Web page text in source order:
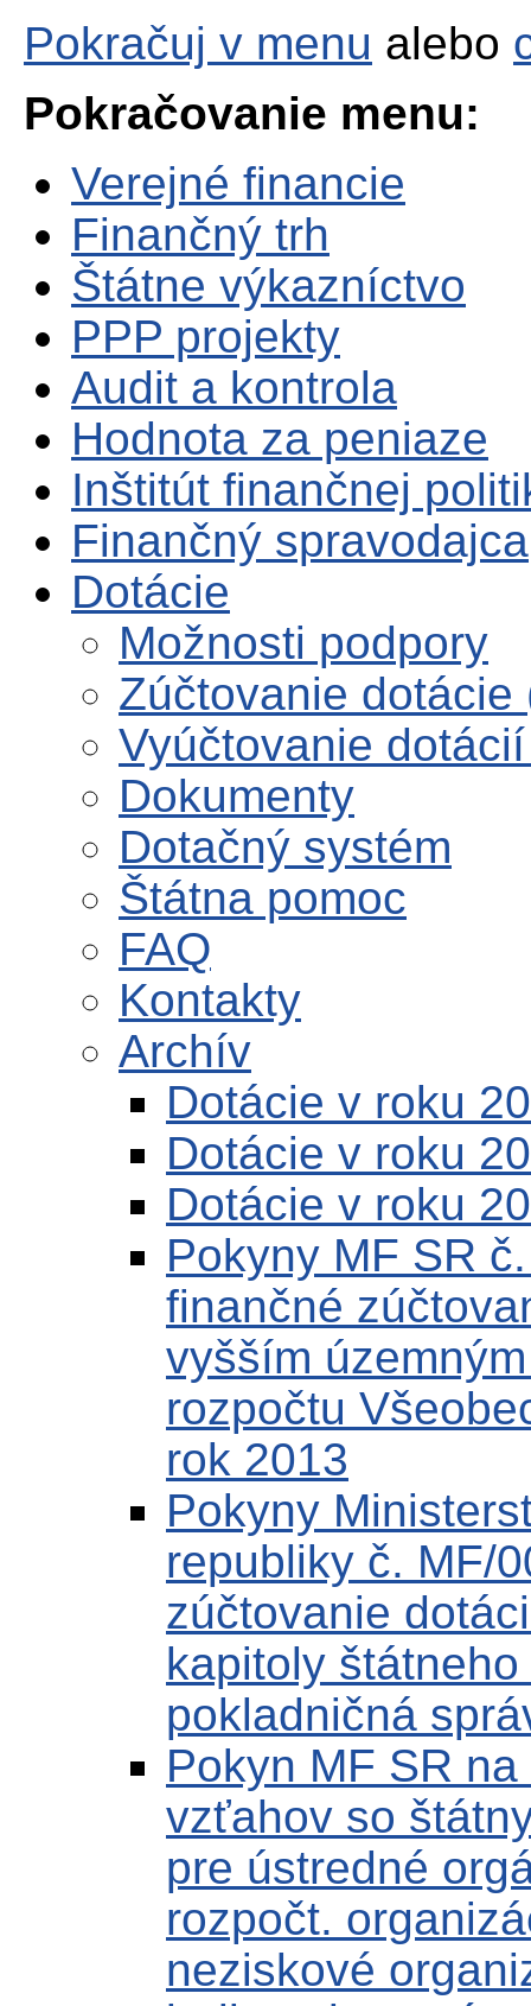
Pokračuj v menu alebo
Pokračovanie menu:
Verejné financie
Finančný trh
Štátne výkazníctvo
PPP projekty
Audit a kontrola
Hodnota za peniaze
Inštitút finančnej
Finančný spravodajca
Dotácie
Možnosti podpory
Zúčtovanie dotácie
Vyúčtovanie
Dokumenty
Dotačný systém
Štátna pomoc
FAQ
Kontakty
Archív
Dotácie v roku
Dotácie v roku
Dotácie v roku
Pokyny MF SR
finančné
vyšším
rozpočtu
rok 2013
Pokyny
republiky č. MF/
zúčtovanie
kapitoly
pokladničná
Pokyn MF SR
vzťahov so
pre ústredné
rozpočt.
neziskové